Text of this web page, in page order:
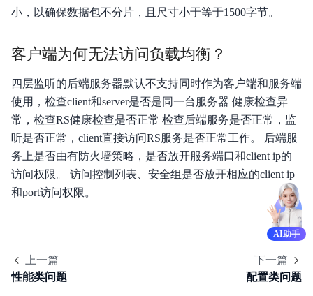
小，以确保数据包不分片，且尺寸小于等于1500字节。
客户端为何无法访问负载均衡？
四层监听的后端服务器默认不支持同时作为客户端和服务端
使用，检查client和server是否是同一台服务器 健康检查异
常，检查RS健康检查是否正常 检查后端服务是否正常，监
听是否正常，client直接访问RS服务是否正常工作。 后端服
务上是否由有防火墙策略，是否放开服务端口和client ip的
访问权限。 访问控制列表、安全组是否放开相应的client ip
和port访问权限。
上一篇
性能类问题
下一篇
配置类问题
AI助手